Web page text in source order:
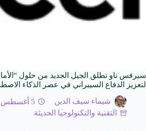
سيرفس ناو تطلق الجيل الجديد من حلول
لتعزيز الدفاع السيبراني في عصر الذكاء
شيماء سيف الدين
5 أغسطس 2026
التقنية والتكنولوجيا الحديثة